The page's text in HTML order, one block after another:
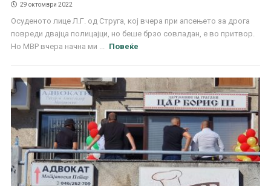
29 октомври 2022
Осуденото лице Л.Г. од Струга, кој вчера при апсењето за дрога
повреди двајца полицајци, но беше брзо совладан, е во притвор.
Но МВР вчера начна ми ...
Повеќе